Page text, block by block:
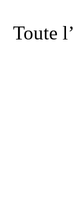
Toute